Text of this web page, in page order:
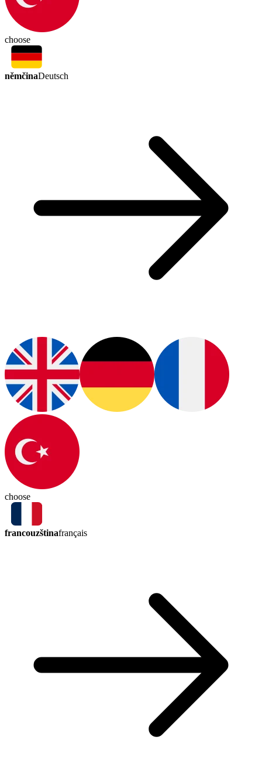
choose
němčinaDeutsch
choose
francouzštinafrançais